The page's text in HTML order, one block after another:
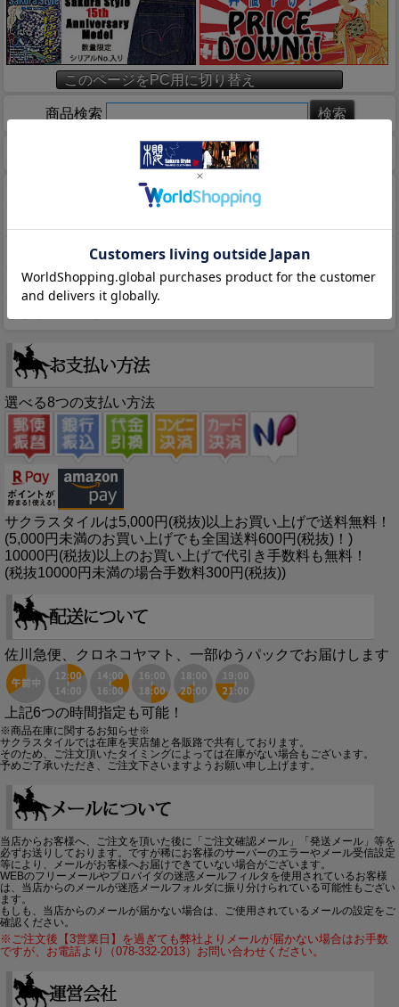
このページをPC用に切り替え
商品検索
マイページ
特定商取引法に基づく表示
送料とお支払い方法について
選べる8つの支払い方法
サクラスタイルは5,000円(税抜)以上お買い上げで送料無料！
(5,000円未満のお買い上げでも全国送料600円(税抜)！)
10000円(税抜)以上のお買い上げで代引き手数料も無料！
(税抜10000円未満の場合手数料300円(税抜))
佐川急便、クロネコヤマト、一部ゆうパックでお届けします
上記6つの時間指定も可能！
※商品在庫に関するお知らせ※
サクラスタイルでは在庫を実店舗と各販路で共有しております。
そのため、ご注文頂いたタイミングによっては在庫がない場合もございます。
予めご了承いただき、ご注文下さいますようお願い申し上げます。
当店からお客様へ、ご注文を頂いた後に「ご注文確認メール」「発送メール」等を
必ずお送りしております。ですが稀にお客様のサーバーのエラーやメール受信設定
等により、メールがお客様へお届けできていない場合がございます。
WEBのフリーメールやプロバイダの迷惑メールフィルタを使用されているお客様
は、当店からのメールが迷惑メールフォルダに振り分けられている可能性もござい
ます。
もしも、当店からのメールが届かない場合は、ご使用されているメールの設定をご
確認ください。
※ご注文後【3営業日】を過ぎても弊社よりメールが届かない場合はお手数
ですが、お電話より（078-332-2013）お問い合わせください。